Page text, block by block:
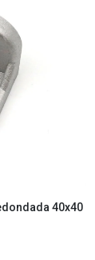
40x40